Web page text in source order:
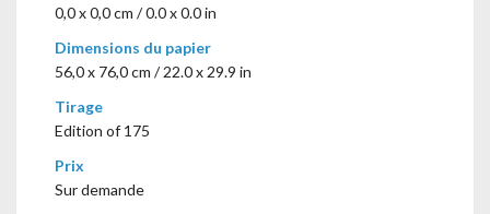
0,0 x 0,0 cm / 0.0 x 0.0 in
Dimensions du papier
56,0 x 76,0 cm / 22.0 x 29.9 in
Tirage
Edition of 175
Prix
Sur demande